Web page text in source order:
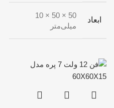
ابعاد
50 × 50 × 10
میلی‌متر